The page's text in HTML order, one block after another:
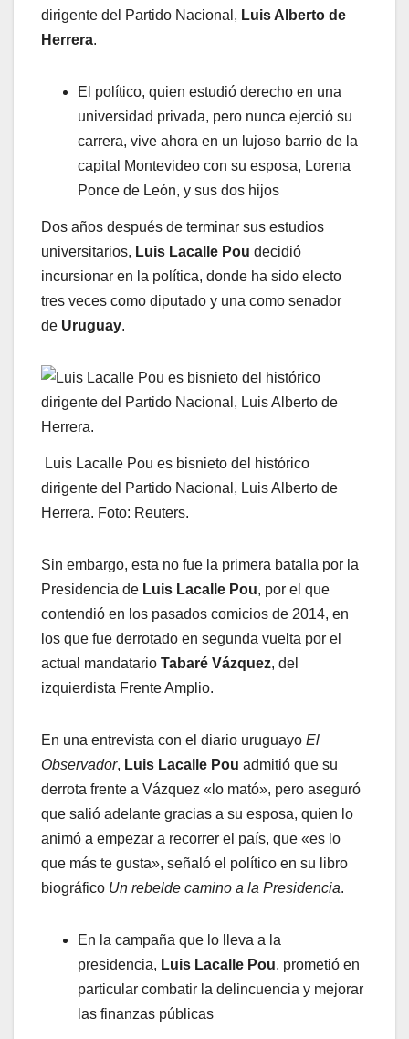
dirigente del Partido Nacional, Luis Alberto de
Herrera.
El político, quien estudió derecho en una
universidad privada, pero nunca ejerció su
carrera, vive ahora en un lujoso barrio de la
capital Montevideo con su esposa, Lorena
Ponce de León, y sus dos hijos
Dos años después de terminar sus estudios
universitarios, Luis Lacalle Pou decidió
incursionar en la política, donde ha sido electo
tres veces como diputado y una como senador
de Uruguay.
Luis Lacalle Pou es bisnieto del histórico
dirigente del Partido Nacional, Luis Alberto de
Herrera. Foto: Reuters.
Sin embargo, esta no fue la primera batalla por la
Presidencia de Luis Lacalle Pou, por el que
contendió en los pasados comicios de 2014, en
los que fue derrotado en segunda vuelta por el
actual mandatario Tabaré Vázquez, del
izquierdista Frente Amplio.
En una entrevista con el diario uruguayo El
Observador, Luis Lacalle Pou admitió que su
derrota frente a Vázquez «lo mató», pero aseguró
que salió adelante gracias a su esposa, quien lo
animó a empezar a recorrer el país, que «es lo
que más te gusta», señaló el político en su libro
biográfico Un rebelde camino a la Presidencia.
En la campaña que lo lleva a la
presidencia, Luis Lacalle Pou, prometió en
particular combatir la delincuencia y mejorar
las finanzas públicas